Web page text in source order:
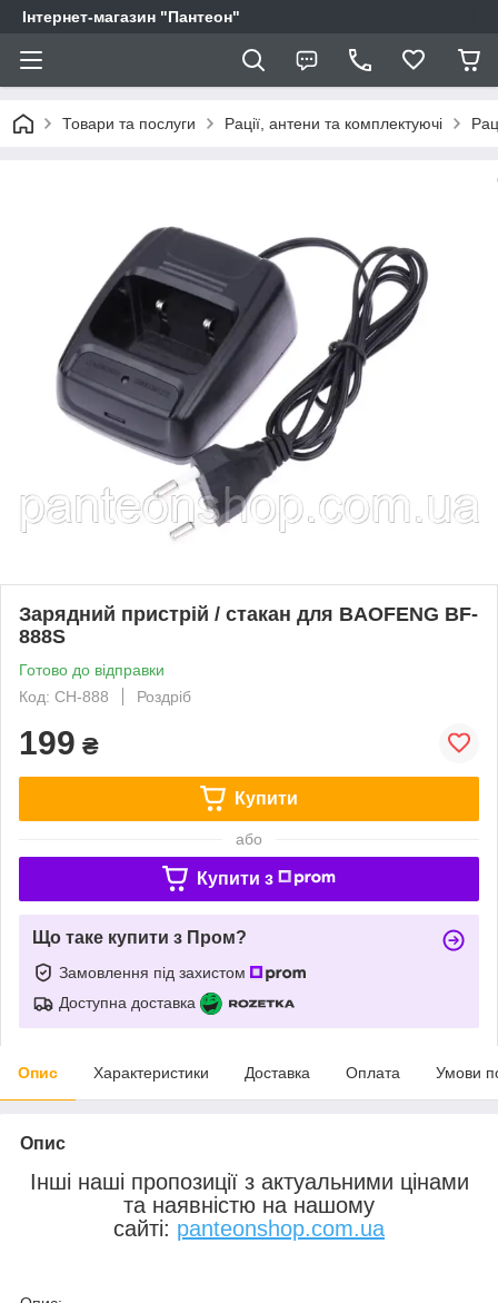
Інтернет-магазин "Пантеон"
Товари та послуги Рації, антени та комплектуючі
Зарядний пристрій / стакан для BAOFENG BF-
888S
Готово до відправки
Код: CH-888
Роздріб
199 ₴
Купити
або
Купити з
Що таке купити з Пром?
Замовлення під захистом
Доступна доставка
Опис Характеристики Доставка Оплата Умови
Опис
Інші наші пропозиції з актуальними цінами
та наявністю на нашому
сайті: panteonshop.com.ua